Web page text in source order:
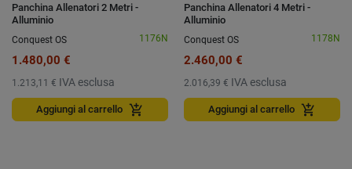
Panchina Allenatori 2 Metri -
Alluminio
Conquest OS
1176N
1.480,00 €
1.213,11 € IVA esclusa
Aggiungi al carrello add_shopping_cart
Panchina Allenatori 4 Metri -
Alluminio
Conquest OS
1178N
2.460,00 €
2.016,39 € IVA esclusa
Aggiungi al carrello add_shopping_cart